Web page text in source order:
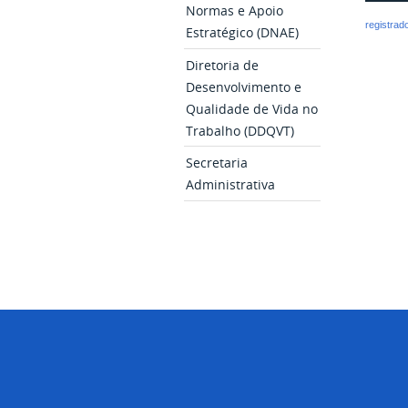
Normas e Apoio
Estratégico (DNAE)
Diretoria de
Desenvolvimento e
Qualidade de Vida no
Trabalho (DDQVT)
Secretaria
Administrativa